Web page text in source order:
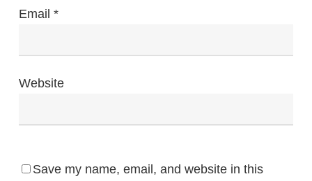
Email *
Website
Save my name, email, and website in this